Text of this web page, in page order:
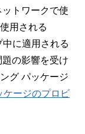
トワークで使
用される
に適用される
の影響を受け
グ パッケージ
ケージのプロビ